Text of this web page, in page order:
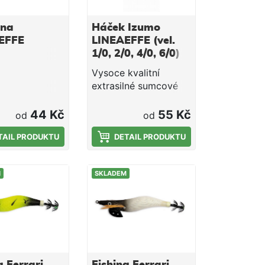
od 44 Kč
PRODUKTU
Háček Izumo
LINEAEFFE (vel.
1/0, 2/0, 4/0, 6/0)
Vysoce kvalitní
extrasilné sumcové
splňují požadavky na
silový sumcový
rybolov.Jsou
vyrobeny z
odolného materiálu
molybdenum.Pro
velkou ostrost jsou
od 55 Kč
DETAIL PRODUKTU
SKLADEM